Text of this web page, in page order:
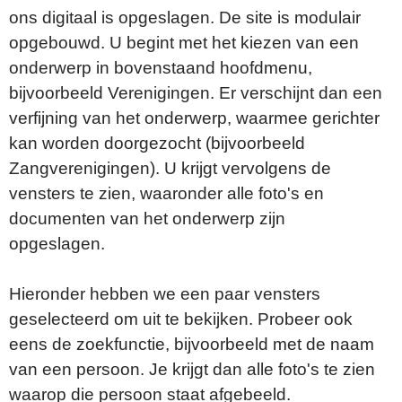
ons digitaal is opgeslagen. De site is modulair
opgebouwd. U begint met het kiezen van een
onderwerp in bovenstaand hoofdmenu,
bijvoorbeeld Verenigingen. Er verschijnt dan een
verfijning van het onderwerp, waarmee gerichter
kan worden doorgezocht (bijvoorbeeld
Zangverenigingen). U krijgt vervolgens de
vensters te zien, waaronder alle foto's en
documenten van het onderwerp zijn
opgeslagen.
Hieronder hebben we een paar vensters
geselecteerd om uit te bekijken. Probeer ook
eens de zoekfunctie, bijvoorbeeld met de naam
van een persoon. Je krijgt dan alle foto's te zien
waarop die persoon staat afgebeeld.